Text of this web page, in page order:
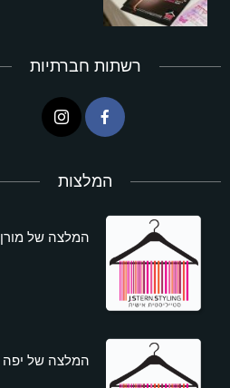
רשתות חברתיות
המלצות
המלצה של מורן
המלצה של יפה